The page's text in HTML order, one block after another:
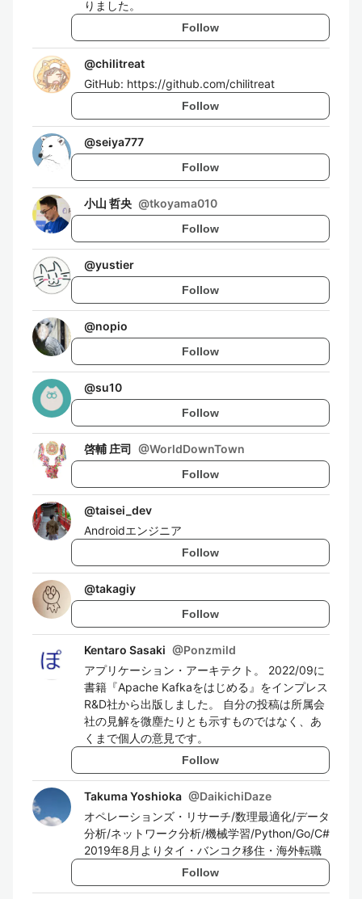
りました。
Follow
@chilitreat
GitHub: https://github.com/chilitreat
Follow
@seiya777
Follow
小山 哲央 @tkoyama010
Follow
@yustier
Follow
@nopio
Follow
@su10
Follow
啓輔 庄司 @WorldDownTown
Follow
@taisei_dev
Androidエンジニア
Follow
@takagiy
Follow
Kentaro Sasaki @Ponzmild
アプリケーション・アーキテクト。 2022/09に
書籍『Apache Kafkaをはじめる』をインプレス
R&D社から出版しました。 自分の投稿は所属会
社の見解を微塵たりとも示すものではなく、あ
くまで個人の意見です。
Follow
Takuma Yoshioka @DaikichiDaze
オペレーションズ・リサーチ/数理最適化/データ
分析/ネットワーク分析/機械学習/Python/Go/C#
2019年8月よりタイ・バンコク移住・海外転職
Follow